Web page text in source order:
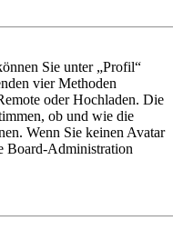
Sie unter „Profil“
vier Methoden
oder Hochladen. Die
ob und wie die
Wenn Sie keinen Avatar
Board-Administration